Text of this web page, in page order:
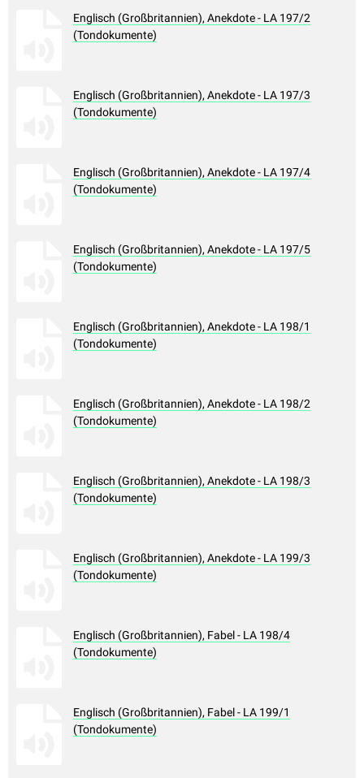
Englisch (Großbritannien), Anekdote - LA 197/2
(Tondokumente)
Englisch (Großbritannien), Anekdote - LA 197/3
(Tondokumente)
Englisch (Großbritannien), Anekdote - LA 197/4
(Tondokumente)
Englisch (Großbritannien), Anekdote - LA 197/5
(Tondokumente)
Englisch (Großbritannien), Anekdote - LA 198/1
(Tondokumente)
Englisch (Großbritannien), Anekdote - LA 198/2
(Tondokumente)
Englisch (Großbritannien), Anekdote - LA 198/3
(Tondokumente)
Englisch (Großbritannien), Anekdote - LA 199/3
(Tondokumente)
Englisch (Großbritannien), Fabel - LA 198/4
(Tondokumente)
Englisch (Großbritannien), Fabel - LA 199/1
(Tondokumente)